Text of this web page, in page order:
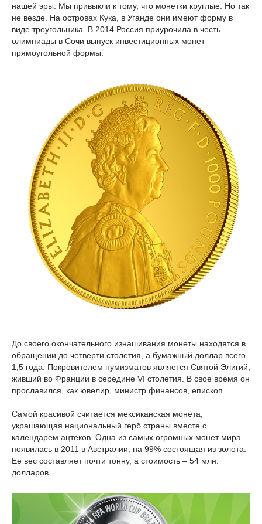
нашей эры. Мы привыкли к тому, что монетки круглые. Но так
не везде. На островах Кука, в Уганде они имеют форму в
виде треугольника. В 2014 Россия приурочила в честь
олимпиады в Сочи выпуск инвестиционных монет
прямоугольной формы.
До своего окончательного изнашивания монеты находятся в
обращении до четверти столетия, а бумажный доллар всего
1,5 года. Покровителем нумизматов является Святой Элигий,
живший во Франции в середине VI столетия. В свое время он
прославился, как ювелир, министр финансов, епископ.
Самой красивой считается мексиканская монета,
украшающая национальный герб страны вместе с
календарем ацтеков. Одна из самых огромных монет мира
появилась в 2011 в Австралии, на 99% состоящая из золота.
Ее вес составляет почти тонну, а стоимость – 54 млн.
долларов.